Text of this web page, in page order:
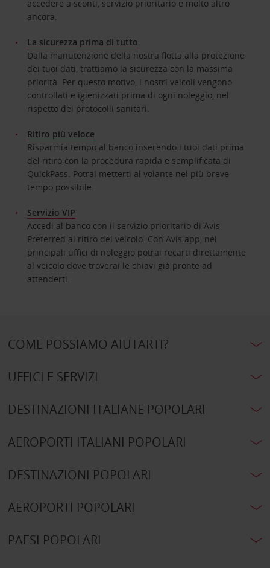
accedere a sconti, servizio prioritario e molto altro
ancora.
La sicurezza prima di tutto
Dalla manutenzione della nostra flotta alla protezione
dei tuoi dati, trattiamo la sicurezza con la massima
priorità. Per questo motivo, i nostri veicoli vengono
controllati e igienizzati prima di ogni noleggio, nel
rispetto dei protocolli sanitari.
Ritiro più veloce
Risparmia tempo al banco inserendo i tuoi dati prima
del ritiro con la procedura rapida e semplificata di
QuickPass. Potrai metterti al volante nel più breve
tempo possibile.
Servizio VIP
Accedi al banco con il servizio prioritario di Avis
Preferred al ritiro del veicolo. Con Avis app, nei
principali uffici di noleggio potrai recarti direttamente
al veicolo dove troverai le chiavi già pronte ad
attenderti.
COME POSSIAMO AIUTARTI?
UFFICI E SERVIZI
DESTINAZIONI ITALIANE POPOLARI
AEROPORTI ITALIANI POPOLARI
DESTINAZIONI POPOLARI
AEROPORTI POPOLARI
PAESI POPOLARI